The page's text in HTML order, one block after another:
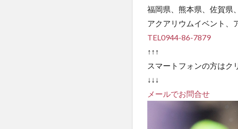
福岡県、熊本県、佐賀県
アクアリウムイベント、
TEL0944-86-7879
↑↑↑
スマートフォンの方はク
↓↓↓
メールでお問合せ